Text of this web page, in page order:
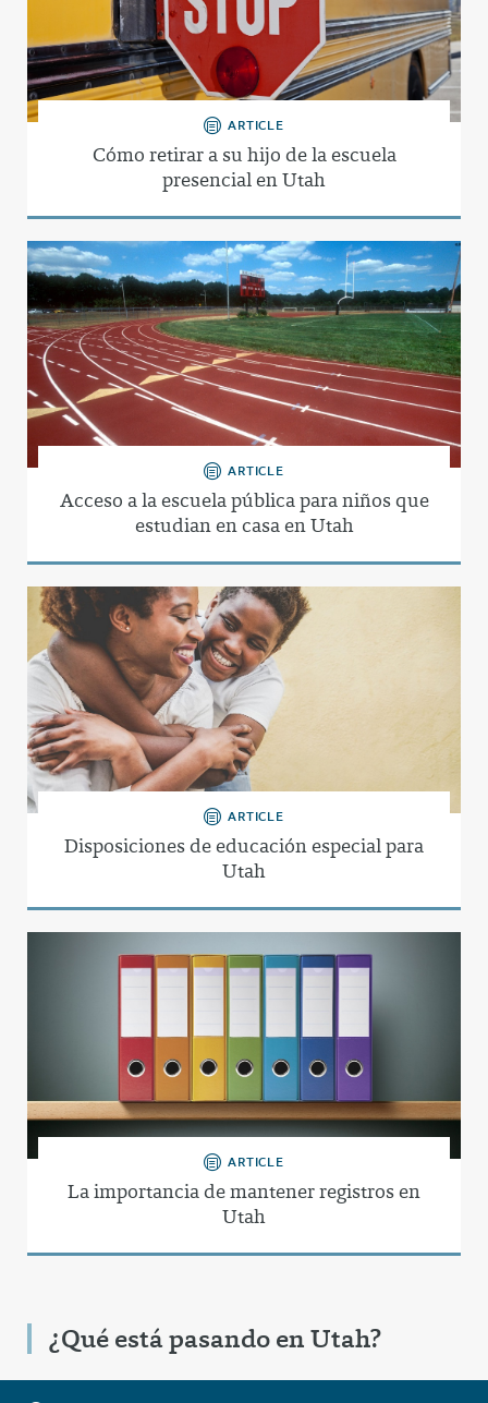
ARTICLE
Cómo retirar a su hijo de la escuela
presencial en Utah
ARTICLE
Acceso a la escuela pública para niños que
estudian en casa en Utah
ARTICLE
Disposiciones de educación especial para
Utah
ARTICLE
La importancia de mantener registros en
Utah
¿Qué está pasando en Utah?